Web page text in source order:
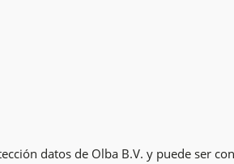
datos de Olba B.V. y puede ser